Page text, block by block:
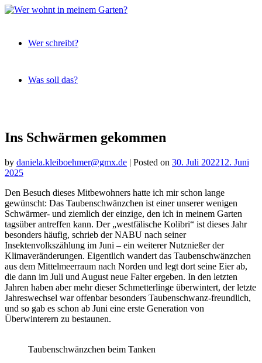
wohnt
meinem
vor der
Terrassentür
Wer schreibt?
Was soll das?
content
Ins Schwärmen gekommen
by daniela.kleiboehmer@gmx.de | Posted on 30. Juli 202212. Juni
2025
Den Besuch dieses Mitbewohners hatte ich mir schon lange
gewünscht: Das Taubenschwänzchen ist einer unserer wenigen
Schwärmer- und ziemlich der einzige, den ich in meinem Garten
tagsüber antreffen kann. Der „westfälische Kolibri“ ist dieses Jahr
besonders häufig, schrieb der NABU nach seiner
Insektenvolkszählung im Juni – ein weiterer Nutznießer der
Klimaveränderungen. Eigentlich wandert das Taubenschwänzchen
aus dem Mittelmeerraum nach Norden und legt dort seine Eier ab,
die dann im Juli und August neue Falter ergeben. In den letzten
Jahren haben aber mehr dieser Schmetterlinge überwintert, der letzte
Jahreswechsel war offenbar besonders Taubenschwanz-freundlich,
und so gab es schon ab Juni eine erste Generation von
Überwinterern zu bestaunen.
Taubenschwänzchen beim Tanken